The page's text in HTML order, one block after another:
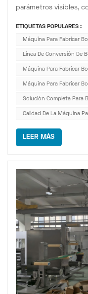
parámetros visibles,
inversión suele ser la
especificaciones
ETIQUETAS POPULARES :
Máquina Para Fabricar
Línea De Conversión De
Máquina Para Fabricar
Máquina Para Fabricar
Solución Completa Para
Calidad De La Máquina
LEER MÁS